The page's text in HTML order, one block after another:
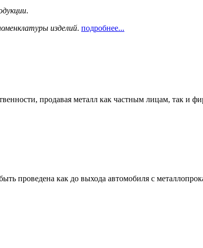
.
изделий. подробнее...
продавая металл как частным лицам, так и
проведена как до выхода автомобиля с